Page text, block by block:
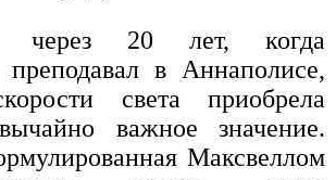
через 20 лет, когда
в Аннаполисе,
света приобрела
важное значение.
Максвеллом